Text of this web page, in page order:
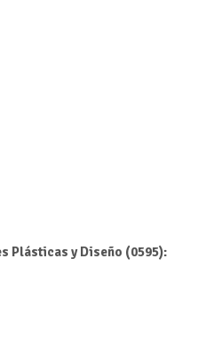
Plásticas y Diseño (0595):